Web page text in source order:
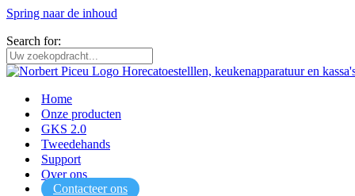
Spring naar de inhoud
Search for:
Home
Onze producten
GKS 2.0
Tweedehands
Support
Over ons
Contacteer ons